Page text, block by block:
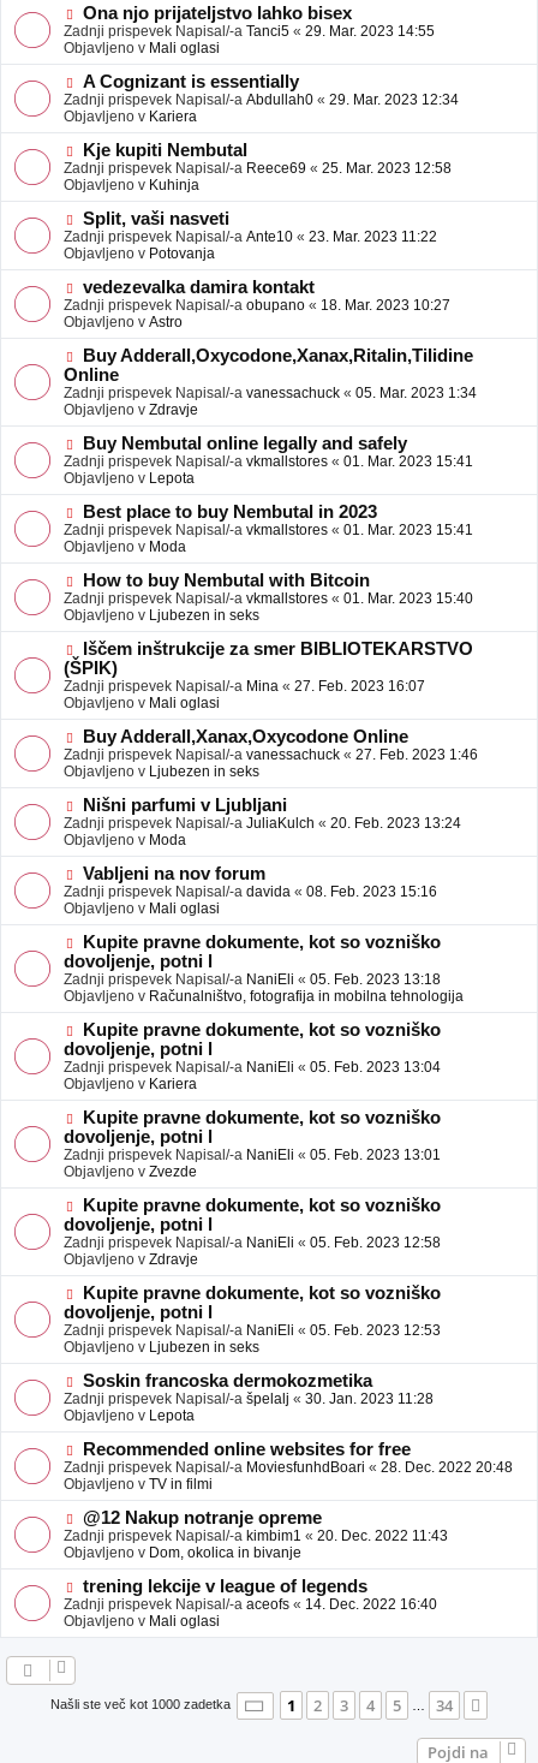
eb
j
a
v
N
o
v
e
o
b
j
a
v
e
Ona njo prijateljstvo lahko bisex
Zadnji prispevek Napisal/-a Tanci5 « 29. Mar. 2023 14:55
Objavljeno v Mali oglasi
N
o
v
e
o
b
j
a
v
e
A Cognizant is essentially
Zadnji prispevek Napisal/-a Abdullah0 « 29. Mar. 2023 12:34
Objavljeno v Kariera
N
o
v
e
o
b
j
a
v
e
Kje kupiti Nembutal
Zadnji prispevek Napisal/-a Reece69 « 25. Mar. 2023 12:58
Objavljeno v Kuhinja
N
o
v
e
o
b
j
a
v
e
Split, vaši nasveti
Zadnji prispevek Napisal/-a Ante10 « 23. Mar. 2023 11:22
Objavljeno v Potovanja
N
o
v
e
o
b
j
a
v
e
vedezevalka damira kontakt
Zadnji prispevek Napisal/-a obupano « 18. Mar. 2023 10:27
Objavljeno v Astro
N
o
v
e
o
b
j
a
v
e
Buy Adderall,Oxycodone,Xanax,Ritalin,Tilidine
Online
Zadnji prispevek Napisal/-a vanessachuck « 05. Mar. 2023 1:34
Objavljeno v Zdravje
N
o
v
e
o
b
j
a
v
e
Buy Nembutal online legally and safely
Zadnji prispevek Napisal/-a vkmallstores « 01. Mar. 2023 15:41
Objavljeno v Lepota
N
o
v
e
o
b
j
a
v
e
Best place to buy Nembutal in 2023
Zadnji prispevek Napisal/-a vkmallstores « 01. Mar. 2023 15:41
Objavljeno v Moda
N
o
v
e
o
b
j
a
v
e
How to buy Nembutal with Bitcoin
Zadnji prispevek Napisal/-a vkmallstores « 01. Mar. 2023 15:40
Objavljeno v Ljubezen in seks
N
o
v
e
o
b
j
a
v
e
Iščem inštrukcije za smer BIBLIOTEKARSTVO
(ŠPIK)
Zadnji prispevek Napisal/-a Mina « 27. Feb. 2023 16:07
Objavljeno v Mali oglasi
N
o
v
e
o
b
j
a
v
e
Buy Adderall,Xanax,Oxycodone Online
Zadnji prispevek Napisal/-a vanessachuck « 27. Feb. 2023 1:46
Objavljeno v Ljubezen in seks
N
o
v
e
o
b
j
a
v
e
Nišni parfumi v Ljubljani
Zadnji prispevek Napisal/-a JuliaKulch « 20. Feb. 2023 13:24
Objavljeno v Moda
N
o
v
e
o
b
j
a
v
e
Vabljeni na nov forum
Zadnji prispevek Napisal/-a davida « 08. Feb. 2023 15:16
Objavljeno v Mali oglasi
N
o
v
e
o
b
a
v
e
Kupite pravne dokumente, kot so vozniško
dovoljenje, potni l
Zadnji prispevek Napisal/-a NaniEli « 05. Feb. 2023 13:18
Objavljeno v Računalništvo, fotografija in mobilna tehnologija
N
o
v
e
o
b
a
v
e
Kupite pravne dokumente, kot so vozniško
dovoljenje, potni l
Zadnji prispevek Napisal/-a NaniEli « 05. Feb. 2023 13:04
Objavljeno v Kariera
N
o
v
e
o
b
a
v
e
Kupite pravne dokumente, kot so vozniško
dovoljenje, potni l
Zadnji prispevek Napisal/-a NaniEli « 05. Feb. 2023 13:01
Objavljeno v Zvezde
N
o
v
e
o
b
a
v
e
Kupite pravne dokumente, kot so vozniško
dovoljenje, potni l
Zadnji prispevek Napisal/-a NaniEli « 05. Feb. 2023 12:58
Objavljeno v Zdravje
N
o
v
e
o
b
j
a
v
e
Kupite pravne dokumente, kot so vozniško
dovoljenje, potni l
Zadnji prispevek Napisal/-a NaniEli « 05. Feb. 2023 12:53
Objavljeno v Ljubezen in seks
N
o
v
e
o
b
j
a
v
e
Soskin francoska dermokozmetika
Zadnji prispevek Napisal/-a špelalj « 30. Jan. 2023 11:28
Objavljeno v Lepota
N
o
v
e
o
b
j
a
v
e
Recommended online websites for free
Zadnji prispevek Napisal/-a MoviesfunhdBoari « 28. Dec. 2022 20:48
Objavljeno v TV in filmi
N
o
v
e
o
b
j
a
@12 Nakup notranje opreme
Zadnji prispevek Napisal/-a kimbim1 « 20. Dec. 2022 11:43
Objavljeno v Dom, okolica in bivanje
N
o
v
e
a
trening lekcije v league of legends
Zadnji prispevek Napisal/-a aceofs « 14. Dec. 2022 16:40
Objavljeno v Mali oglasi
Našli ste več kot 1000 zadetka Stran 1od34
1 2 3 4 5 … 34
Pojdi na